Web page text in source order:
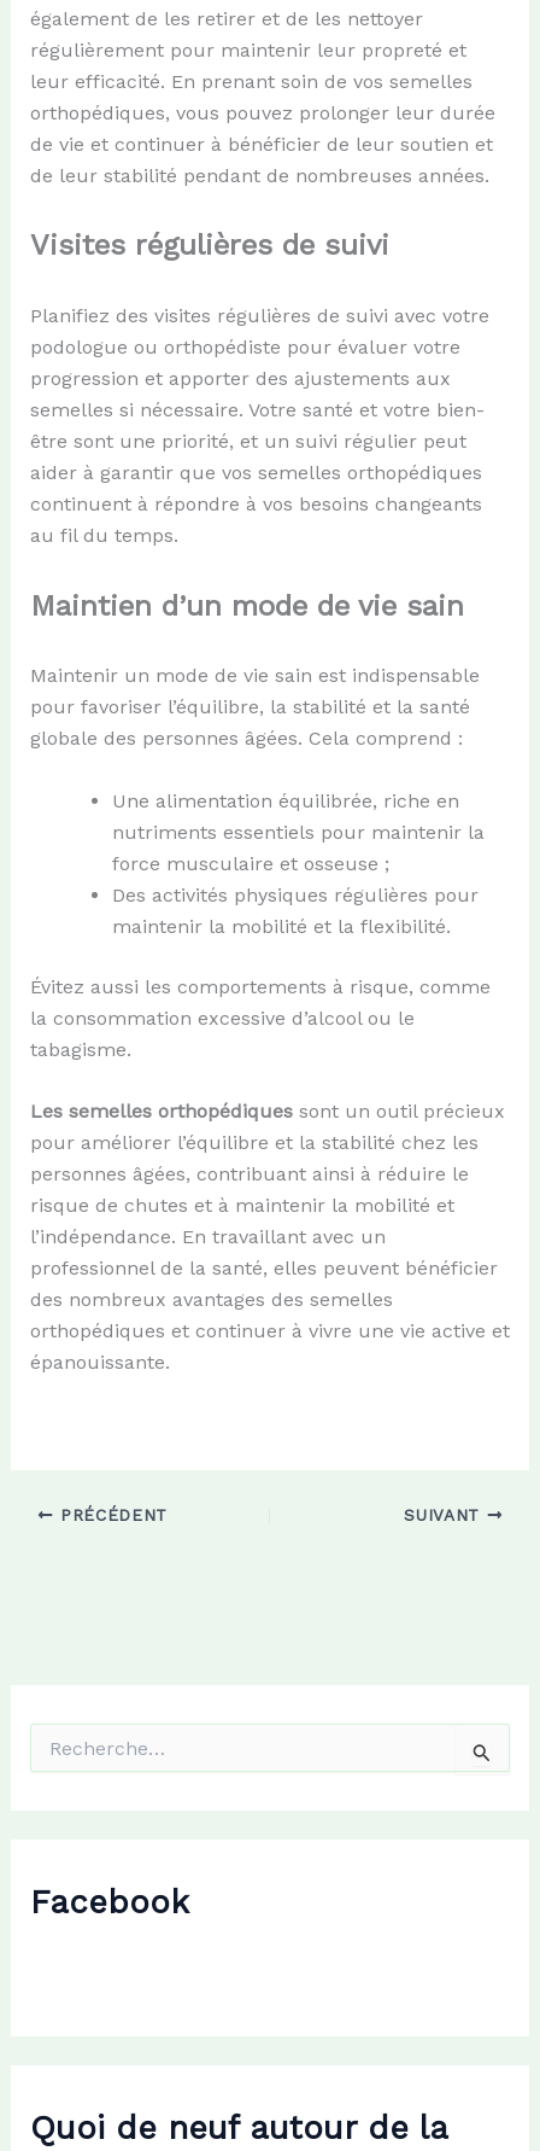
également de les retirer et de les nettoyer
régulièrement pour maintenir leur propreté et
leur efficacité. En prenant soin de vos semelles
orthopédiques, vous pouvez prolonger leur durée
de vie et continuer à bénéficier de leur soutien et
de leur stabilité pendant de nombreuses années.
Visites régulières de suivi
Planifiez des visites régulières de suivi avec votre
podologue ou orthopédiste pour évaluer votre
progression et apporter des ajustements aux
semelles si nécessaire. Votre santé et votre bien-
être sont une priorité, et un suivi régulier peut
aider à garantir que vos semelles orthopédiques
continuent à répondre à vos besoins changeants
au fil du temps.
Maintien d’un mode de vie sain
Maintenir un mode de vie sain est indispensable
pour favoriser l’équilibre, la stabilité et la santé
globale des personnes âgées. Cela comprend :
Une alimentation équilibrée, riche en
nutriments essentiels pour maintenir la
force musculaire et osseuse ;
Des activités physiques régulières pour
maintenir la mobilité et la flexibilité.
Évitez aussi les comportements à risque, comme
la consommation excessive d’alcool ou le
tabagisme.
Les semelles orthopédiquessont un outil précieux
pour améliorer l’équilibre et la stabilité chez les
personnes âgées, contribuant ainsi à réduire le
risque de chutes et à maintenir la mobilité et
l’indépendance. En travaillant avec un
professionnel de la santé, elles peuvent bénéficier
des nombreux avantages des semelles
orthopédiques et continuer à vivre une vie active et
épanouissante.
PRÉCÉDENT SUIVANT
h
Facebook
Quoi de neuf autour de la